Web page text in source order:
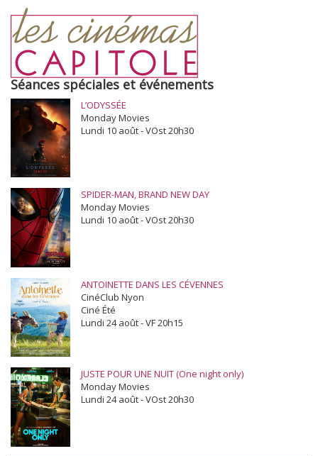
Séances spéciales et événements
L’ODYSSÉE
Monday Movies
Lundi 10 août - VOst 20h30
SPIDER-MAN, BRAND NEW DAY
Monday Movies
Lundi 10 août - VOst 20h30
ANTOINETTE DANS LES CÉVENNES
CinéClub Nyon
Ciné Été
Lundi 24 août - VF 20h15
JUSTE POUR UNE NUIT (One night only)
Monday Movies
Lundi 24 août - VOst 20h30